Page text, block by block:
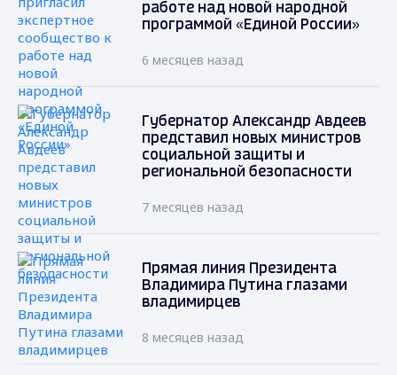
работе над новой народной
программой «Единой России»
6 месяцев назад
Губернатор Александр Авдеев
представил новых министров
социальной защиты и
региональной безопасности
7 месяцев назад
Прямая линия Президента
Владимира Путина глазами
владимирцев
8 месяцев назад